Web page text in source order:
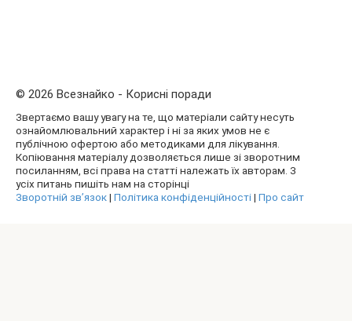
© 2026 Всезнайко - Корисні поради
Звертаємо вашу увагу на те, що матеріали сайту несуть
ознайомлювальний характер і ні за яких умов не є
публічною офертою або методиками для лікування.
Копіювання матеріалу дозволяється лише зі зворотним
посиланням, всі права на статті належать їх авторам. З
усіх питань пишіть нам на сторінці
Зворотній зв’язок| Політика конфіденційності| Про сайт